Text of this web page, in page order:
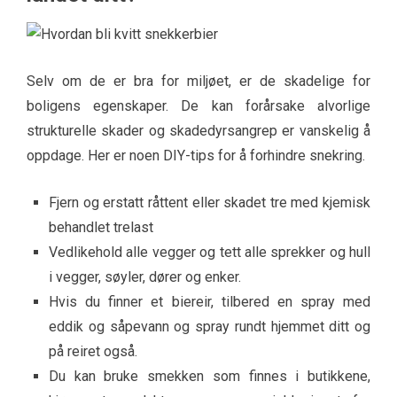
Selv om de er bra for miljøet, er de skadelige for
boligens egenskaper. De kan forårsake alvorlige
strukturelle skader og skadedyrsangrep er vanskelig å
oppdage. Her er noen DIY-tips for å forhindre snekring.
Fjern og erstatt råttent eller skadet tre med kjemisk
behandlet trelast
Vedlikehold alle vegger og tett alle sprekker og hull
i vegger, søyler, dører og enker.
Hvis du finner et biereir, tilbered en spray med
eddik og såpevann og spray rundt hjemmet ditt og
på reiret også.
Du kan bruke smekken som finnes i butikkene,